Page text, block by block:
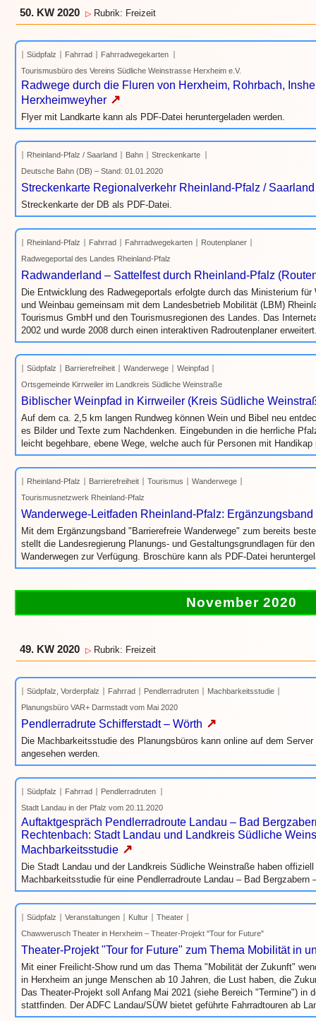
50. KW 2020 ▷ Rubrik: Freizeit
Südpfalz Fahrrad
Fahrradwegekarten
Tourismusbüro des Vereins Südliche Weinstrasse Herxheim e.V.
Radwege durch die Fluren von Herxheim, Rohrbach,
Herxheimweyher ↗
Flyer mit Landkarte kann als PDF-Datei heruntergeladen werden.
Rheinland-Pfalz / Saarland Bahn
Streckenkarte
Deutsche Bahn (DB) – Stand: 01.01.2020
Streckenkarte Regionalverkehr Rheinland-Pfalz / Saarland
Streckenkarte der DB als PDF-Datei.
Rheinland-Pfalz Fahrrad Fahrradwegekarten
Routenplaner
Radwegeportal des Landes Rheinland-Pfalz
Radwanderland – Sattelfest durch Rheinland-Pfalz
Die Entwicklung des Radwegeportals erfolgte durch das Ministerium
und Weinbau gemeinsam mit dem Landesbetrieb Mobilität (LBM)
Tourismus GmbH und den Tourismusregionen des Landes. Das
2002 und wurde 2008 durch einen interaktiven Radroutenplaner
Südpfalz Barrierefreiheit Wanderwege
Weinpfad
Ortsgemeinde Kirrweiler im Landkreis Südliche Weinstraße
Biblischer Weinpfad in Kirrweiler (Kreis Südliche
Auf dem ca. 2,5 km langen Rundweg können Wein und Bibel neu
es Bilder und Texte zum Nachdenken. Eingebunden in die herrliche
leicht begehbare, ebene Wege, welche auch für Personen mit
Rheinland-Pfalz Barrierefreiheit Tourismus
Wanderwege
Tourismusnetzwerk Rheinland-Pfalz
Wanderwege-Leitfaden Rheinland-Pfalz:
Mit dem Ergänzungsband "Barrierefreie Wanderwege" zum bereits
stellt die Landesregierung Planungs- und Gestaltungsgrundlagen für
Wanderwegen zur Verfügung. Broschüre kann als PDF-Datei
November 2020
49. KW 2020 ▷ Rubrik: Freizeit
Südpfalz, Vorderpfalz Fahrrad Pendlerradruten
Machbarkeitsstudie
Planungsbüro VAR+ Darmstadt vom Mai 2020
Pendlerradrute Schifferstadt – Wörth ↗
Die Machbarkeitsstudie des Planungsbüros kann online auf dem
angesehen werden.
Südpfalz Fahrrad
Pendlerradruten
Stadt Landau in der Pfalz vom 20.11.2020
Auftaktgespräch Pendlerradroute Landau – Bad
Rechtenbach: Stadt Landau und Landkreis Südliche
Machbarkeitsstudie ↗
Die Stadt Landau und der Landkreis Südliche Weinstraße haben
Machbarkeitsstudie für eine Pendlerradroute Landau – Bad Bergzabern
Südpfalz Veranstaltungen Kultur
Theater
Chawwerusch Theater in Herxheim – Theater-Projekt "Tour for Future"
Theater-Projekt "Tour for Future" zum Thema Mobilität in
Mit einer Freilicht-Show rund um das Thema "Mobilität der Zukunft"
in Herxheim an junge Menschen ab 10 Jahren, die Lust haben, die
Das Theater-Projekt soll Anfang Mai 2021 (siehe Bereich "Termine") in
stattfinden. Der ADFC Landau/SÜW bietet geführte Fahrradtouren ab